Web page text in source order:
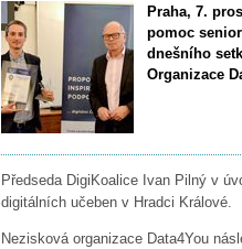
Praha, 7.
pomoc
dnešního
Organizace
Předseda DigiKoalice Ivan Pilný v
digitálních učeben v Hradci Králové.
Nezisková organizace Data4You